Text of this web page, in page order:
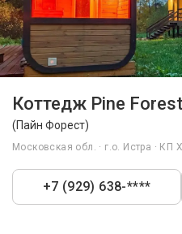
Коттедж Pine Forest
(Пайн Форест)
Московская обл. · г.о. Истра · КП
+7 (929) 638-****